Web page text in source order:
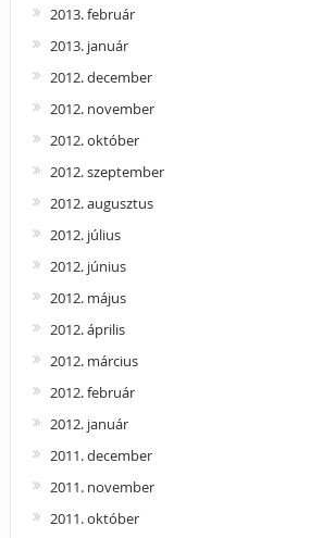
2013. február
2013. január
2012. december
2012. november
2012. október
2012. szeptember
2012. augusztus
2012. július
2012. június
2012. május
2012. április
2012. március
2012. február
2012. január
2011. december
2011. november
2011. október